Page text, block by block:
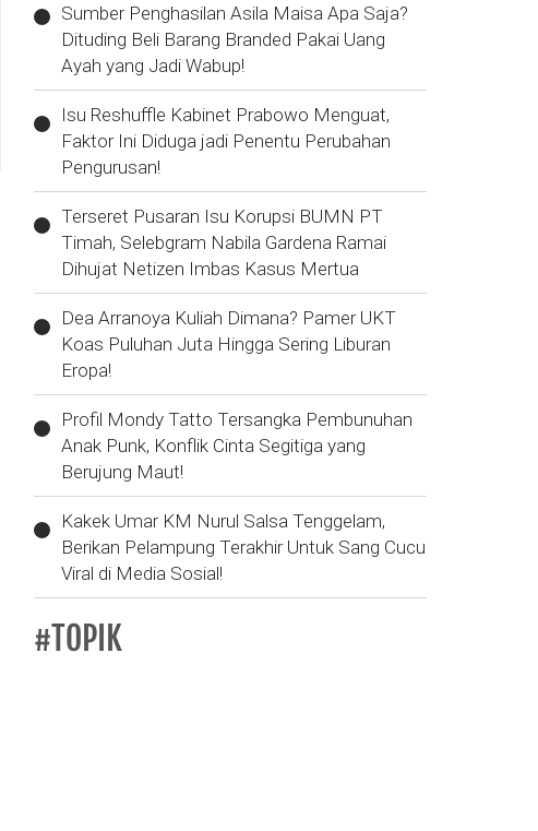
Sumber Penghasilan Asila Maisa Apa Saja?
Dituding Beli Barang Branded Pakai Uang
Ayah yang Jadi Wabup!
Isu Reshuffle Kabinet Prabowo Menguat,
Faktor Ini Diduga jadi Penentu Perubahan
Pengurusan!
Terseret Pusaran Isu Korupsi BUMN PT
Timah, Selebgram Nabila Gardena Ramai
Dihujat Netizen Imbas Kasus Mertua
Dea Arranoya Kuliah Dimana? Pamer UKT
Koas Puluhan Juta Hingga Sering Liburan
Eropa!
Profil Mondy Tatto Tersangka Pembunuhan
Anak Punk, Konflik Cinta Segitiga yang
Berujung Maut!
Kakek Umar KM Nurul Salsa Tenggelam,
Berikan Pelampung Terakhir Untuk Sang Cucu
Viral di Media Sosial!
#TOPIK